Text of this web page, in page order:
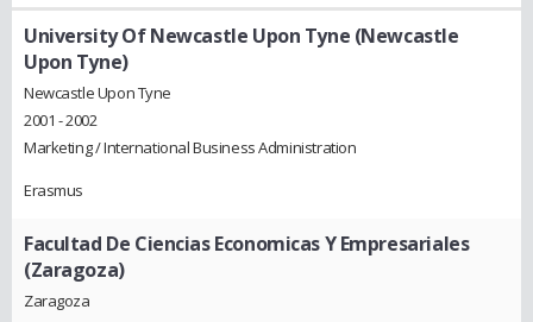
University Of Newcastle Upon Tyne (Newcastle
Upon Tyne)
Newcastle Upon Tyne
2001 - 2002
Marketing / International Business Administration
Erasmus
Facultad De Ciencias Economicas Y Empresariales
(Zaragoza)
Zaragoza